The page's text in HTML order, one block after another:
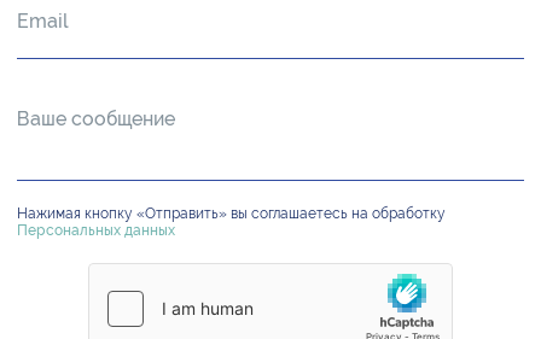
Нажимая кнопку «Отправить» вы соглашаетесь на обработку
Персональных данных